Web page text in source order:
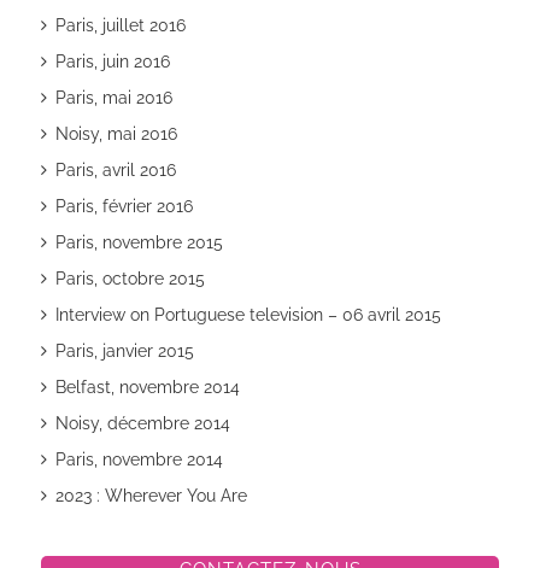
Paris, juillet 2016
Paris, juin 2016
Paris, mai 2016
Noisy, mai 2016
Paris, avril 2016
Paris, février 2016
Paris, novembre 2015
Paris, octobre 2015
Interview on Portuguese television – 06 avril 2015
Paris, janvier 2015
Belfast, novembre 2014
Noisy, décembre 2014
Paris, novembre 2014
2023 : Wherever You Are